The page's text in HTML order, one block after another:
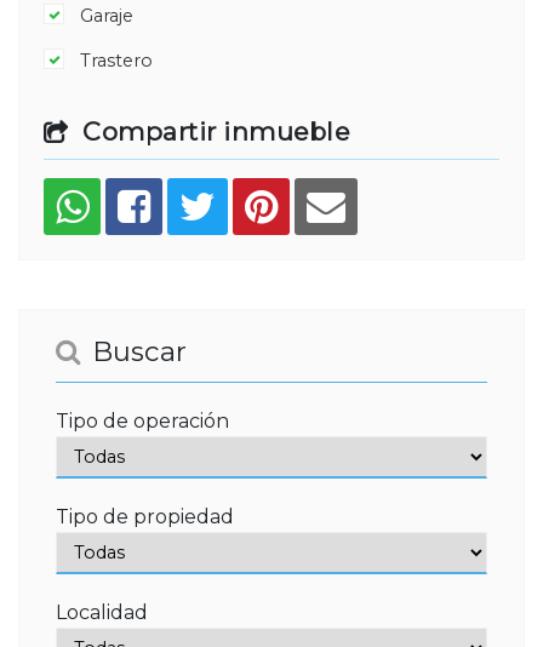
Garaje
Trastero
Compartir inmueble
Buscar
Tipo de operación
Tipo de propiedad
Localidad